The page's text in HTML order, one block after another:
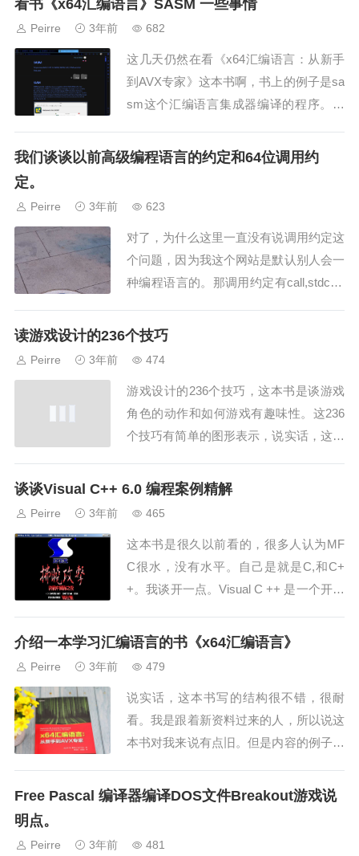
看书《x64汇编语言》SASM 一些事情
Peirre 3年前 682
这几天仍然在看《x64汇编语言：从新手
到AVX专家》这本书啊，书上的例子是sa
sm这个汇编语言集成器编译的程序。这
ux版本，所以汇编语言有linux版汇编...
我们谈谈以前高级编程语言的约定和64位调用约
定。
Peirre 3年前 623
对了，为什么这里一直没有说调用约定这
个问题，因为我这个网站是默认别人会一
种编程语言的。那调用约定有call,stdcall,
意义呢？为什么要这样子约定...
读游戏设计的236个技巧
Peirre 3年前 474
游戏设计的236个技巧，这本书是谈游戏
角色的动作和如何游戏有趣味性。这236
个技巧有简单的图形表示，说实话，这些
时的积累。本书的参考参考了很多任天堂
谈谈Visual C++ 6.0 编程案例精解
Peirre 3年前 465
这本书是很久以前看的，很多人认为MF
C很水，没有水平。自己是就是C,和C+
+。我谈开一点。Visual C ++ 是一个开发
1998年开发和发行的，胜过很多C语
介绍一本学习汇编语言的书《x64汇编语言》
Peirre 3年前 479
说实话，这本书写的结构很不错，很耐
看。我是跟着新资料过来的人，所以说这
本书对我来说有点旧。但是内容的例子很
者是有汇编源码的人。例子很工整，思路
Free Pascal 编译器编译DOS文件Breakout游戏说
明点。
Peirre 3年前 481